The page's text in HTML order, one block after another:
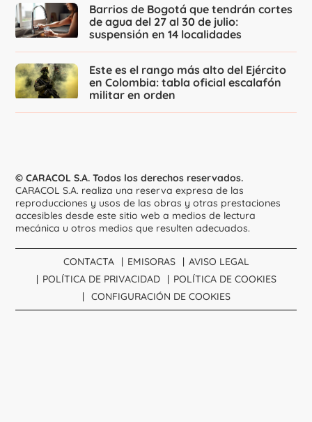
Barrios de Bogotá que tendrán cortes
de agua del 27 al 30 de julio:
suspensión en 14 localidades
Este es el rango más alto del Ejército
en Colombia: tabla oficial escalafón
militar en orden
© CARACOL S.A. Todos los derechos reservados.
CARACOL S.A. realiza una reserva expresa de las
reproducciones y usos de las obras y otras prestaciones
accesibles desde este sitio web a medios de lectura
mecánica u otros medios que resulten adecuados.
CONTACTA EMISORAS
AVISO LEGAL
POLÍTICA DE PRIVACIDAD
POLÍTICA DE COOKIES
CONFIGURACIÓN DE COOKIES